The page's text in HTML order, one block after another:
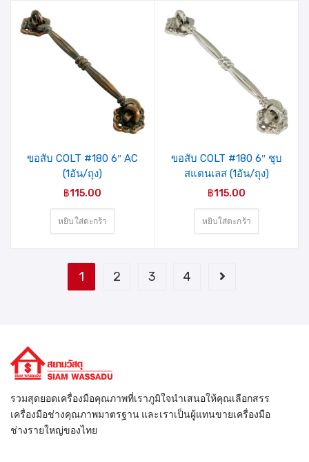
ขอสับ COLT #180 6″ AC
(1อัน/ถุง)
฿115.00
หยิบใส่ตะกร้า
ขอสับ COLT #180 6″ ชุบ
สแตนเลส (1อัน/ถุง)
฿115.00
หยิบใส่ตะกร้า
1 2 3 4
รวมสุดยอดเครื่องมือคุณภาพที่เราภูมิใจนำเสนอให้คุณเลือกสรร
เครื่องมือช่างคุณภาพมาตรฐาน และเราเป็นผู้แทนขายเครื่องมือ
ช่างรายใหญ่ของไทย